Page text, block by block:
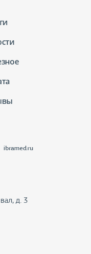
ibramed.ru
д. 3